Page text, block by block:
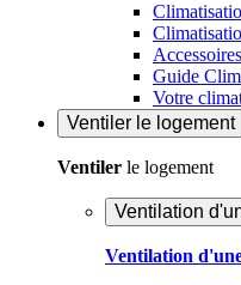
Guide
Votre
Ventiler le logement
Ventiler le logement
Ventilation
Ventilation